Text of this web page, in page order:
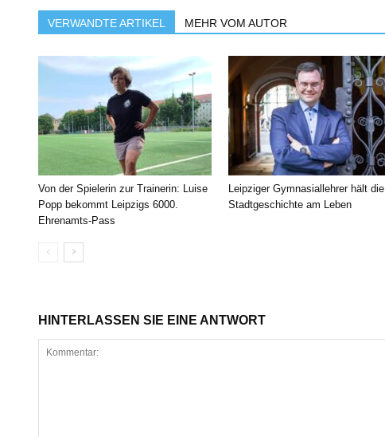
VERWANDTE ARTIKEL MEHR VOM AUTOR
Von der Spielerin zur Trainerin: Luise
Popp bekommt Leipzigs 6000.
Ehrenamts-Pass
Leipziger Gymnasiallehrer hält die
Stadtgeschichte am Leben
HINTERLASSEN SIE EINE ANTWORT